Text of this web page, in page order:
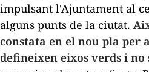
impulsant l'Ajuntament al
alguns punts de la ciutat.
constata en el nou pla per
defineixen eixos verds i no